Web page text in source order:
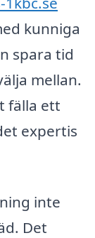
kunniga
spara tid
mellan.
fälla ett
expertis
inte
Det